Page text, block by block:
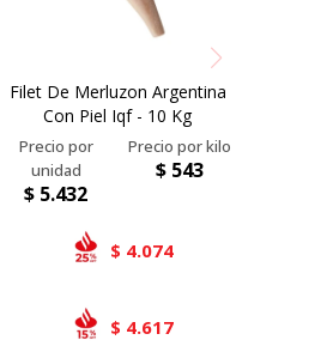
Filet De Merluzon Argentina
Con Piel Iqf - 10 Kg
$ 5.432
$ 543
$ 4.074
$ 4.617